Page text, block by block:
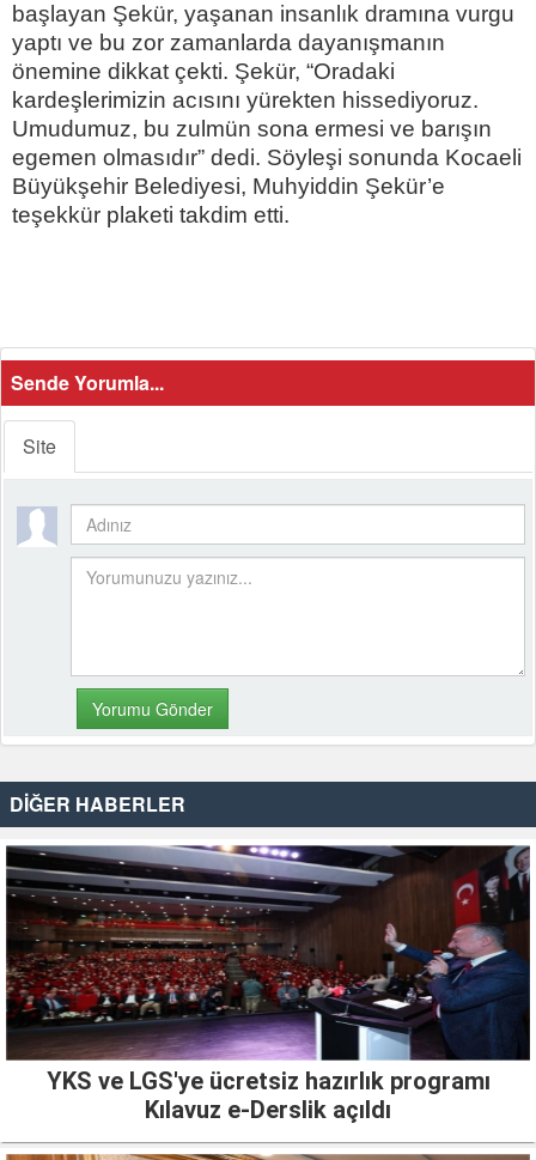
başlayan Şekür, yaşanan insanlık dramına vurgu
yaptı ve bu zor zamanlarda dayanışmanın
önemine dikkat çekti. Şekür, “Oradaki
kardeşlerimizin acısını yürekten hissediyoruz.
Umudumuz, bu zulmün sona ermesi ve barışın
egemen olmasıdır” dedi. Söyleşi sonunda Kocaeli
Büyükşehir Belediyesi, Muhyiddin Şekür’e
teşekkür plaketi takdim etti.
Sende Yorumla...
Site
DİĞER HABERLER
YKS ve LGS'ye ücretsiz hazırlık programı
Kılavuz e-Derslik açıldı